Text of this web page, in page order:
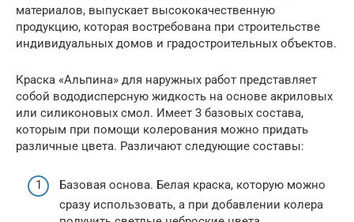
материалов, выпускает высококачественную
продукцию, которая востребована при строительстве
индивидуальных домов и градостроительных объектов.
Краска «Альпина» для наружных работ представляет
собой вододисперсную жидкость на основе акриловых
или силиконовых смол. Имеет 3 базовых состава,
которым при помощи колерования можно придать
различные цвета. Различают следующие составы:
Базовая основа. Белая краска, которую можно
сразу использовать, а при добавлении колера